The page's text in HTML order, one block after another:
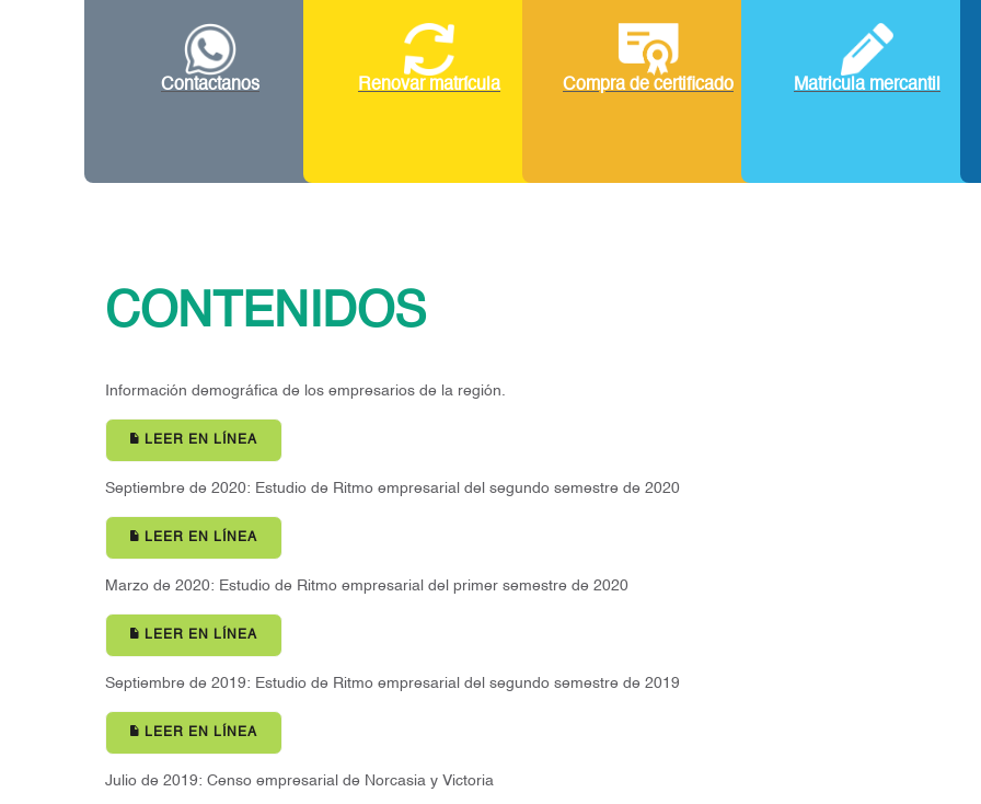
Contactanos Renovar matrícula Compra de certificado Matricula mercantil
CONTENIDOS
Información demográfica de los empresarios de la región.
LEER EN LÍNEA
Septiembre de 2020: Estudio de Ritmo empresarial del segundo semestre de 2020
LEER EN LÍNEA
Marzo de 2020: Estudio de Ritmo empresarial del primer semestre de 2020
LEER EN LÍNEA
Septiembre de 2019: Estudio de Ritmo empresarial del segundo semestre de 2019
LEER EN LÍNEA
Julio de 2019: Censo empresarial de Norcasia y Victoria